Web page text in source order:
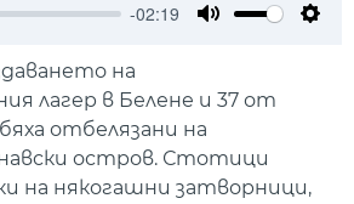
-02:19
на
лагер в Белене и 37 от
отбелязани на
остров. Стотици
на някогашни затворници,